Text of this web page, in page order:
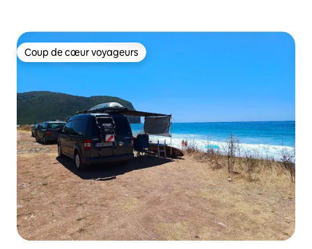
Coup de cœur voyageurs
Coup de cœur voyageurs